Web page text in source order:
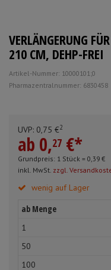
VERLÄNGERUNG
210 CM, DEHP-FREI
Artikel-Nummer: 10000101;0
Pharmazentralnummer: 6830458
UVP: 0,75 €2
ab 0,27 €*
Grundpreis: 1 Stück = 0,39 €
inkl. MwSt. zzgl.
wenig auf Lager
ab Menge
1
50
100